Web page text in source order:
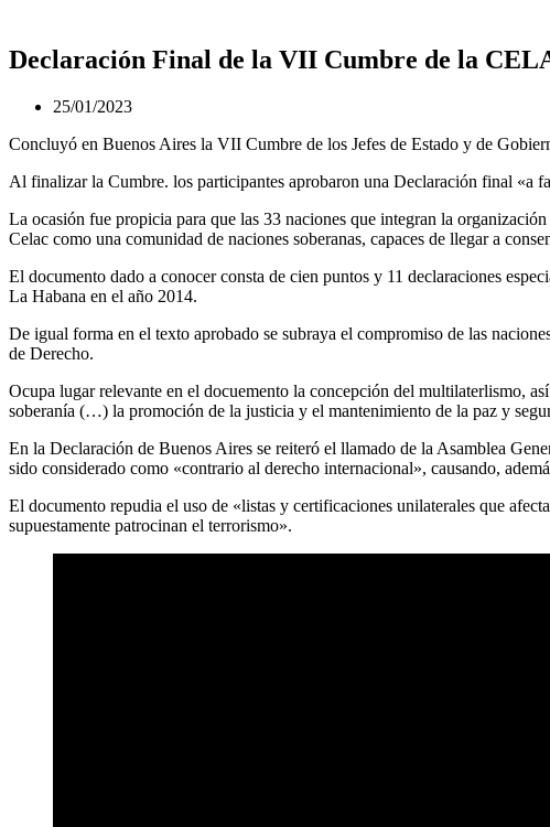
Declaración Final de la VII Cumbre de la
25/01/2023
Concluyó en Buenos Aires la VII Cumbre de los Jefes de Estado y de
Al finalizar la Cumbre. los participantes aprobaron una Declaración final «a
La ocasión fue propicia para que las 33 naciones que integran la
Celac como una comunidad de naciones soberanas, capaces de llegar a
El documento dado a conocer consta de cien puntos y 11 declaraciones
La Habana en el año 2014.
De igual forma en el texto aprobado se subraya el compromiso de las
de Derecho.
Ocupa lugar relevante en el docuemento la concepción del multilaterlismo,
soberanía (…) la promoción de la justicia y el mantenimiento de la paz y
En la Declaración de Buenos Aires se reiteró el llamado de la Asamblea
sido considerado como «contrario al derecho internacional», causando,
El documento repudia el uso de «listas y certificaciones unilaterales que
supuestamente patrocinan el terrorismo».